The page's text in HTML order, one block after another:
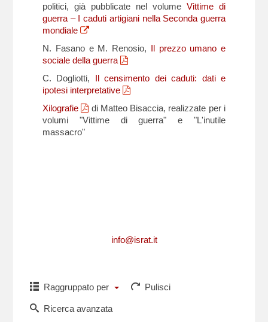
politici, già pubblicate nel volume Vittime di
guerra – I caduti artigiani nella Seconda guerra
mondiale
N. Fasano e M. Renosio, Il prezzo umano e
sociale della guerra
C. Dogliotti, Il censimento dei caduti: dati e
ipotesi interpretative
Xilografie
di Matteo Bisaccia, realizzate per i
volumi "Vittime di guerra" e "L'inutile
massacro"
info@israt.it
Raggruppato per Pulisci
Ricerca avanzata